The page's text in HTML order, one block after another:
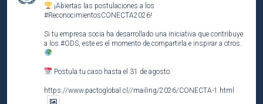
¡Abiertas las postulaciones a los
#ReconocimientosCONECTA2026!
Si tu empresa socia ha desarrollado una iniciativa que contribuye
a los #ODS, este es el momento de compartirla e inspirar a otros.
Postula tu caso hasta el 31 de agosto.
https://www.pactoglobal.cl//mailing/2026/CONECTA-1.html